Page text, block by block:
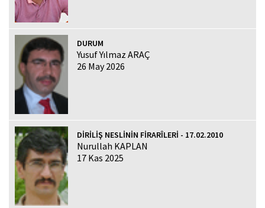
DURUM
Yusuf Yılmaz ARAÇ
26 May 2026
DİRİLİŞ NESLİNİN FİRARÎLERİ - 17.02.2010
Nurullah KAPLAN
17 Kas 2025